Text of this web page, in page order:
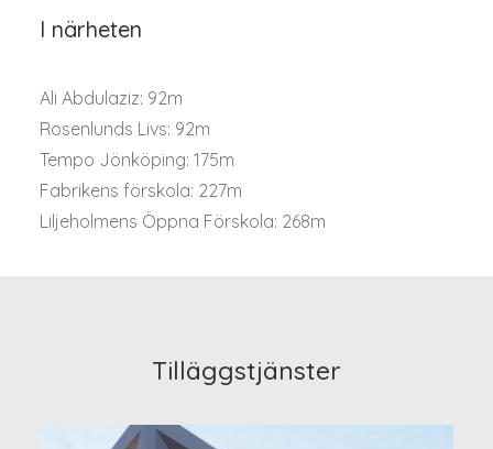
I närheten
Ali Abdulaziz: 92m
Rosenlunds Livs: 92m
Tempo Jönköping: 175m
Fabrikens förskola: 227m
Liljeholmens Öppna Förskola: 268m
Tilläggstjänster